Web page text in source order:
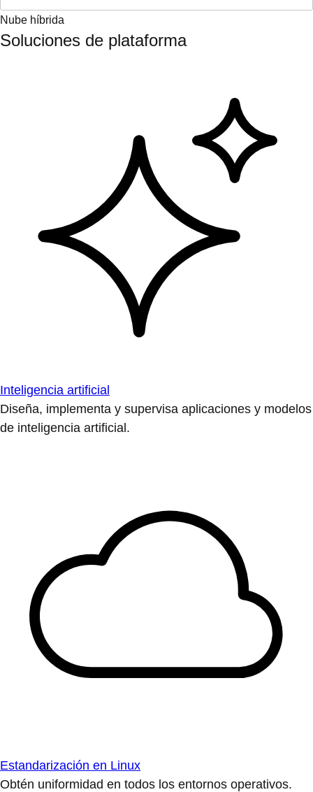
Nube híbrida
Soluciones de plataforma
Inteligencia artificial
Diseña, implementa y supervisa aplicaciones y modelos
de inteligencia artificial.
Estandarización en Linux
Obtén uniformidad en todos los entornos operativos.